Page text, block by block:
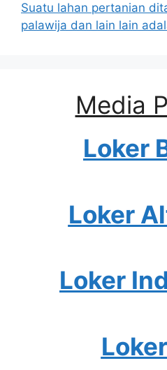
Suatu lahan pertanian
palawija dan lain lain
Media
Loker
Loker
Loker